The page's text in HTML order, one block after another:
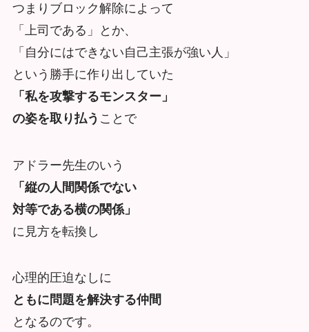
つまりブロック解除によって
「上司である」とか、
「自分にはできない自己主張が強い人」
という勝手に作り出していた
「私を攻撃するモンスター」
の姿を取り払う ことで
アドラー先生のいう
「縦の人間関係でない
対等である横の関係」
に見方を転換し
心理的圧迫なしに
ともに問題を解決する仲間
となるのです。